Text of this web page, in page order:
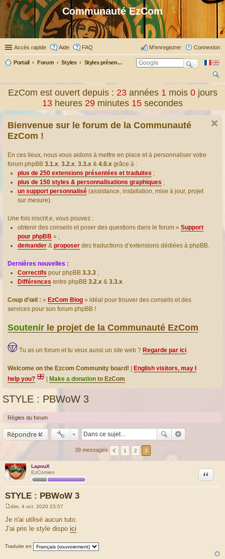
Communauté EzCom
Accès rapide Aide FAQ Connexion
M’enregistrer
Portail Forum Styles Styles présentés & traduits
ch
er
EzCom est ouvert depuis : 23 années1 mois0 jours
13 heures 29 minutes 16 secondes
Bienvenue sur le forum de la Communauté
EzCom !
En ces lieux, nous vous aidons à mettre en place et à personnaliser votre
forum phpBB 3.1.x, 3.2.x, 3.3.x & 4.0.x grâce à :
plus de 250 extensions présentées et traduites ;
plus de 150 styles & personnalisations graphiques ;
un support personnalisé (assistance, installation, mise à jour, projet
sur mesure).
Une fois inscrit.e, vous pouvez :
obtenir des conseils et poser des questions dans le forum « Support
pour phpBB » ;
demander & proposer des traductions d’extensions dédiées à phpBB.
Dernières nouvelles :
Correctifs pour phpBB 3.3.3 ;
Différences entre phpBB 3.2.x & 3.3.x.
Coup d’œil : « EzCom Blog » idéal pour trouver des conseils et des
services pour son forum phpBB !
Soutenir le projet de la Communauté EzCom.
Tu as un forum et tu veux aussi un site web ? Regarde par ici.
Welcome on the Ezcom Community board!
English visitors, may I
help you?
Make a donation to EzCom.
STYLE : PBWoW 3
Règles du forum
Répondre
39 messages 1 2 3
LapouX
EzComien
STYLE : PBWoW 3
Citation
s
s
e
dim. 4 oct. 2020 23:57
Je n'ai utilisé aucun tuto.
J'ai pris le style dispo ici
Traduire en